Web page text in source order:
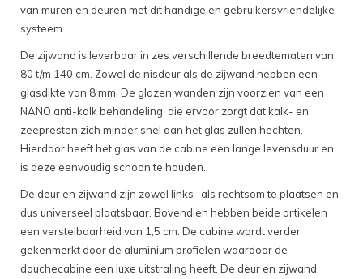
van muren en deuren met dit handige en gebruikersvriendelijke
systeem.
De zijwand is leverbaar in zes verschillende breedtematen van
80 t/m 140 cm. Zowel de nisdeur als de zijwand hebben een
glasdikte van 8 mm. De glazen wanden zijn voorzien van een
NANO anti-kalk behandeling, die ervoor zorgt dat kalk- en
zeepresten zich minder snel aan het glas zullen hechten.
Hierdoor heeft het glas van de cabine een lange levensduur en
is deze eenvoudig schoon te houden.
De deur en zijwand zijn zowel links- als rechtsom te plaatsen en
dus universeel plaatsbaar. Bovendien hebben beide artikelen
een verstelbaarheid van 1,5 cm. De cabine wordt verder
gekenmerkt door de aluminium profielen waardoor de
douchecabine een luxe uitstraling heeft. De deur en zijwand